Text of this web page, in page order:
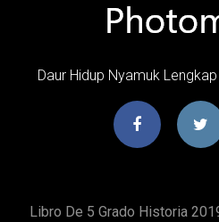
Daur Hidup Nyamuk
Libro De 5 Grado Historia